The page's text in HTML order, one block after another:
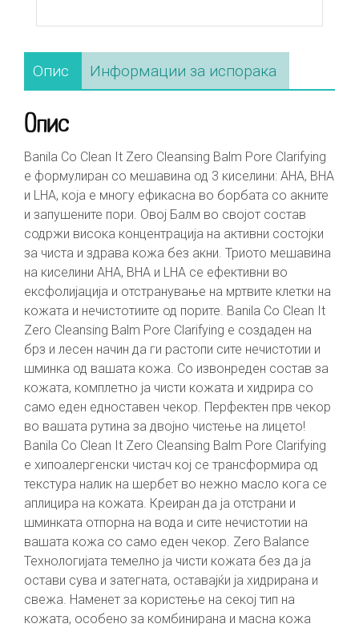
Опис Информации за испорака
Опис
Banila Co Clean It Zero Cleansing Balm Pore Clarifying
е формулиран со мешавина од 3 киселини: AHA, BHA
и LHA, која е многу ефикасна во борбата со акните
и запушените пори. Овој Балм во својот состав
содржи висока концентрација на активни состојки
за чиста и здрава кожа без акни. Триото мешавина
на киселини AHA, BHA и LHA се ефективни во
ексфолијација и отстранување на мртвите клетки на
кожата и нечистотиите од порите. Banila Co Clean It
Zero Cleansing Balm Pore Clarifying е создаден на
брз и лесен начин да ги растопи сите нечистотии и
шминка од вашата кожа. Со извонреден состав за
кожата, комплетно ја чисти кожата и хидрира со
само еден едноставен чекор. Перфектен прв чекор
во вашата рутина за двојно чистење на лицето!
Banila Co Clean It Zero Cleansing Balm Pore Clarifying
е хипоалергенски чистач кој се трансформира од
текстура налик на шербет во нежно масло кога се
аплицира на кожата. Креиран да ја отстрани и
шминката отпорна на вода и сите нечистотии на
вашата кожа со само еден чекор. Zero Balance
Технологијата темелно ја чисти кожата без да ја
остави сува и затегната, оставајќи ја хидрирана и
свежа. Наменет за користење на секој тип на
кожата, особено за комбинирана и масна кожа